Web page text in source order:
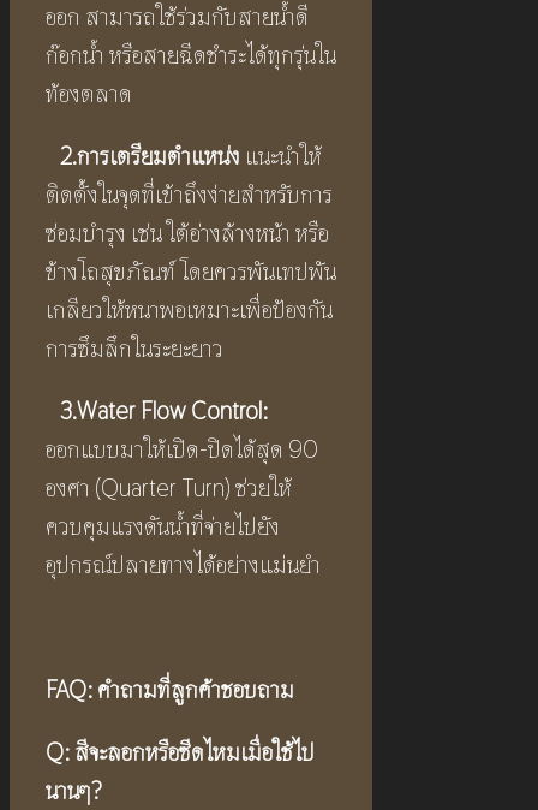
ออก สามารถใช้ร่วมกับสายน้ำดี
ก๊อกน้ำ หรือสายฉีดชำระได้ทุกรุ่นใน
ท้องตลาด
2.การเตรียมตำแหน่ง แนะนำให้
ติดตั้งในจุดที่เข้าถึงง่ายสำหรับการ
ซ่อมบำรุง เช่น ใต้อ่างล้างหน้า หรือ
ข้างโถสุขภัณฑ์ โดยควรพันเทปพัน
เกลียวให้หนาพอเหมาะเพื่อป้องกัน
การซึมลึกในระยะยาว
3.Water Flow Control:
ออกแบบมาให้เปิด-ปิดได้สุด 90
องศา (Quarter Turn) ช่วยให้
ควบคุมแรงดันน้ำที่จ่ายไปยัง
อุปกรณ์ปลายทางได้อย่างแม่นยำ
FAQ:คำถามที่ลูกค้าชอบถาม
Q:สีจะลอกหรือซีดไหมเมื่อใช้ไป
นานๆ?